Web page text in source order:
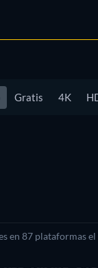
Gratis 4K
en 87 plataformas